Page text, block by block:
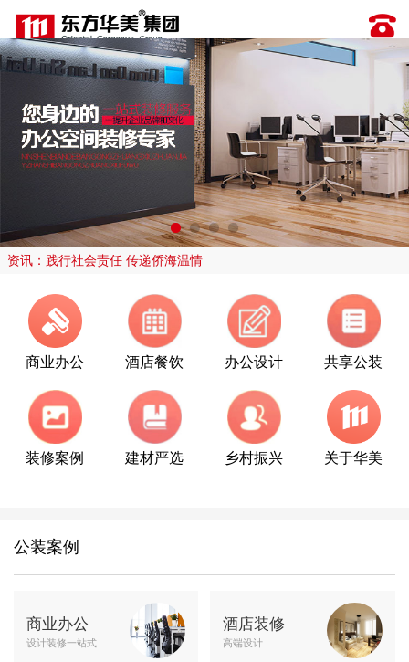
资讯：践行社会责任 传递侨海温情
商业办公 酒店餐饮 办公设计 共享公装
装修案例 建材严选 乡村振兴 关于华美
公装案例
商业办公
设计装修一站式
酒店装修
高端设计